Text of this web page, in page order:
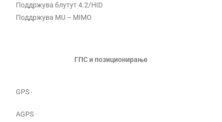
Поддржува блутут 4.2/HID
Поддржува MU – MIMO
ГПС и позиционирање
GPS ·
AGPS ·